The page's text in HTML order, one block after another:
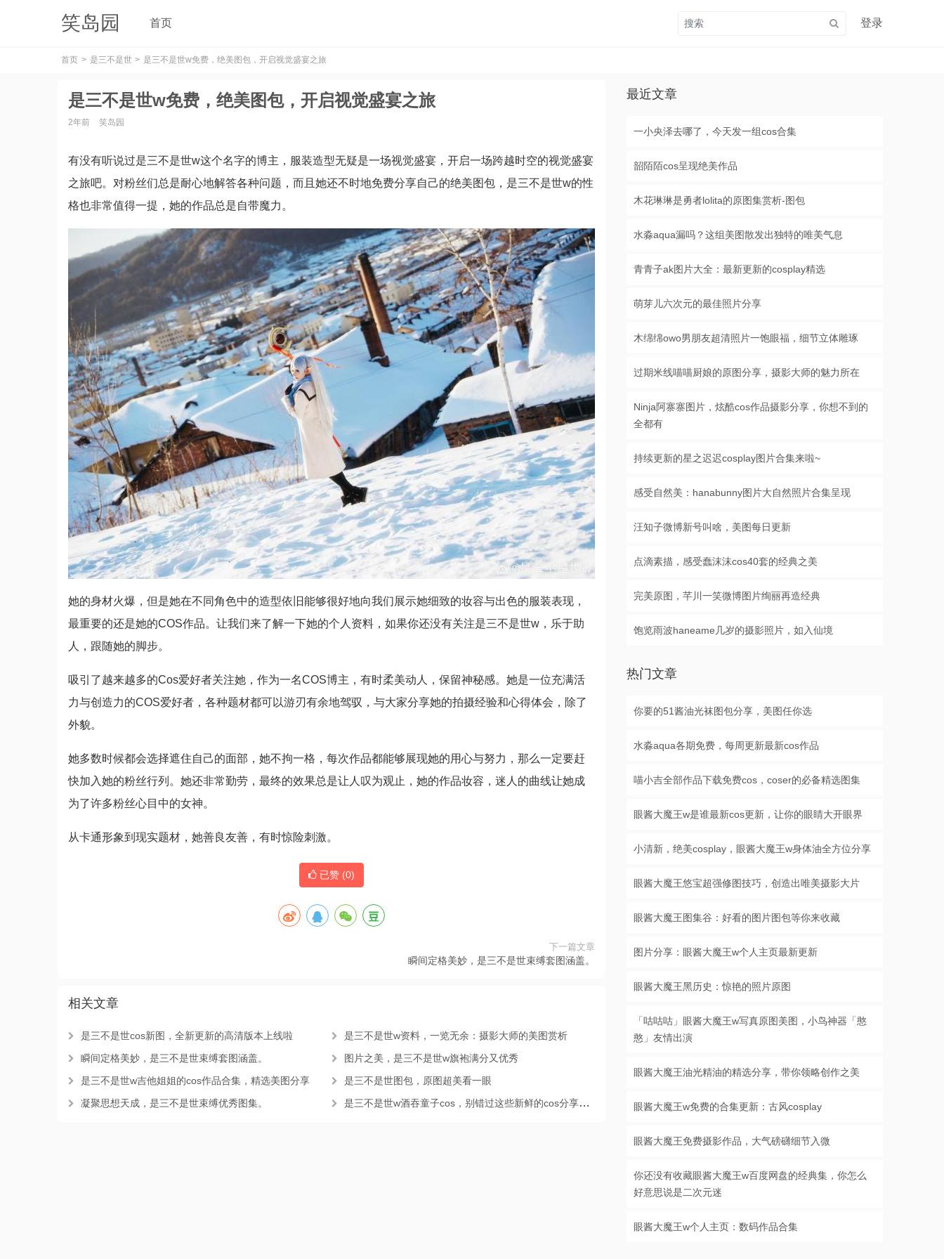
笑岛园 首页 登录
首页 是三不是世 是三不是世w免费，绝美图包，开启视觉盛宴之旅
是三不是世w免费，绝美图包，开启视觉盛宴之旅
2年前 笑岛园
有没有听说过是三不是世w这个名字的博主，服装造型无疑是一场视觉盛宴，开启一场跨越时空的视觉盛宴
之旅吧。对粉丝们总是耐心地解答各种问题，而且她还不时地免费分享自己的绝美图包，是三不是世w的性
格也非常值得一提，她的作品总是自带魔力。
她的身材火爆，但是她在不同角色中的造型依旧能够很好地向我们展示她细致的妆容与出色的服装表现，
最重要的还是她的COS作品。让我们来了解一下她的个人资料，如果你还没有关注是三不是世w，乐于助
人，跟随她的脚步。
吸引了越来越多的Cos爱好者关注她，作为一名COS博主，有时柔美动人，保留神秘感。她是一位充满活
力与创造力的COS爱好者，各种题材都可以游刃有余地驾驭，与大家分享她的拍摄经验和心得体会，除了
外貌。
她多数时候都会选择遮住自己的面部，她不拘一格，每次作品都能够展现她的用心与努力，那么一定要赶
快加入她的粉丝行列。她还非常勤劳，最终的效果总是让人叹为观止，她的作品妆容，迷人的曲线让她成
为了许多粉丝心目中的女神。
从卡通形象到现实题材，她善良友善，有时惊险刺激。
已赞 (0)
下一篇文章
瞬间定格美妙，是三不是世束缚套图涵盖。
相关文章
是三不是世cos新图，全新更新的高清版本上线啦
是三不是世w资料，一览无余：摄影大师的美图赏析
瞬间定格美妙，是三不是世束缚套图涵盖。
图片之美，是三不是世w旗袍满分又优秀
是三不是世w吉他姐姐的cos作品合集，精选美图分享
是三不是世图包，原图超美看一眼
凝聚思想天成，是三不是世束缚优秀图集。
是三不是世w酒吞童子cos，别错过这些新鲜的cos分享更新。
最近文章
一小央泽去哪了，今天发一组cos合集
韶陌陌cos呈现绝美作品
木花琳琳是勇者lolita的原图集赏析-图包
水淼aqua漏吗？这组美图散发出独特的唯美气息
青青子ak图片大全：最新更新的cosplay精选
萌芽儿六次元的最佳照片分享
木绵绵owo男朋友超清照片一饱眼福，细节立体雕琢
过期米线喵喵厨娘的原图分享，摄影大师的魅力所在
Ninja阿寨寨图片，炫酷cos作品摄影分享，你想不到的
全都有
持续更新的星之迟迟cosplay图片合集来啦~
感受自然美：hanabunny图片大自然照片合集呈现
汪知子微博新号叫啥，美图每日更新
点滴素描，感受蠢沫沫cos40套的经典之美
完美原图，芊川一笑微博图片绚丽再造经典
饱览雨波haneame几岁的摄影照片，如入仙境
热门文章
你要的51酱油光袜图包分享，美图任你选
水淼aqua各期免费，每周更新最新cos作品
喵小吉全部作品下载免费cos，coser的必备精选图集
眼酱大魔王w是谁最新cos更新，让你的眼睛大开眼界
小清新，绝美cosplay，眼酱大魔王w身体油全方位分享
眼酱大魔王悠宝超强修图技巧，创造出唯美摄影大片
眼酱大魔王图集谷：好看的图片图包等你来收藏
图片分享：眼酱大魔王w个人主页最新更新
眼酱大魔王黑历史：惊艳的照片原图
「咕咕咕」眼酱大魔王w写真原图美图，小鸟神器「憨
憨」友情出演
眼酱大魔王油光精油的精选分享，带你领略创作之美
眼酱大魔王w免费的合集更新：古风cosplay
眼酱大魔王免费摄影作品，大气磅礴细节入微
你还没有收藏眼酱大魔王w百度网盘的经典集，你怎么
好意思说是二次元迷
眼酱大魔王w个人主页：数码作品合集